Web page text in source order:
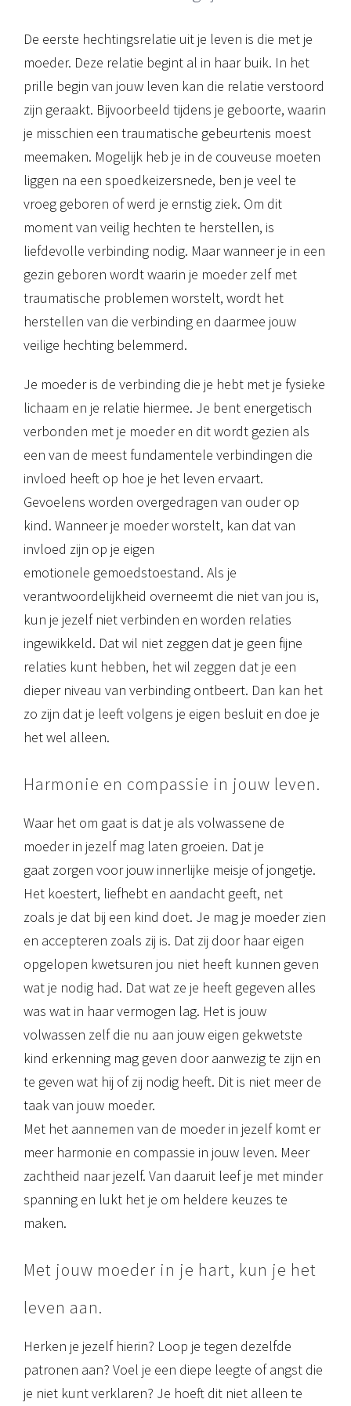
De eerste hechtingsrelatie uit je leven is die met je
moeder. Deze relatie begint al in haar buik. In het
prille begin van jouw leven kan die relatie verstoord
zijn geraakt. Bijvoorbeeld tijdens je geboorte, waarin
je misschien een traumatische gebeurtenis moest
meemaken. Mogelijk heb je in de couveuse moeten
liggen na een spoedkeizersnede, ben je veel te
vroeg geboren of werd je ernstig ziek. Om dit
moment van veilig hechten te herstellen, is
liefdevolle verbinding nodig. Maar wanneer je in een
gezin geboren wordt waarin je moeder zelf met
traumatische problemen worstelt, wordt het
herstellen van die verbinding en daarmee jouw
veilige hechting belemmerd.
Je moeder is de verbinding die je hebt met je fysieke
lichaam en je relatie hiermee. Je bent energetisch
verbonden met je moeder en dit wordt gezien als
een van de meest fundamentele verbindingen die
invloed heeft op hoe je het leven ervaart.
Gevoelens worden overgedragen van ouder op
kind. Wanneer je moeder worstelt, kan dat van
invloed zijn op je eigen
emotionele gemoedstoestand. Als je
verantwoordelijkheid overneemt die niet van jou is,
kun je jezelf niet verbinden en worden relaties
ingewikkeld. Dat wil niet zeggen dat je geen fijne
relaties kunt hebben, het wil zeggen dat je een
dieper niveau van verbinding ontbeert. Dan kan het
zo zijn dat je leeft volgens je eigen besluit en doe je
het wel alleen.
Harmonie en compassie in jouw leven.
Waar het om gaat is dat je als volwassene de
moeder in jezelf mag laten groeien. Dat je
gaat zorgen voor jouw innerlijke meisje of jongetje.
Het koestert, liefhebt en aandacht geeft, net
zoals je dat bij een kind doet. Je mag je moeder zien
en accepteren zoals zij is. Dat zij door haar eigen
opgelopen kwetsuren jou niet heeft kunnen geven
wat je nodig had. Dat wat ze je heeft gegeven alles
was wat in haar vermogen lag. Het is jouw
volwassen zelf die nu aan jouw eigen gekwetste
kind erkenning mag geven door aanwezig te zijn en
te geven wat hij of zij nodig heeft. Dit is niet meer de
taak van jouw moeder.
Met het aannemen van de moeder in jezelf komt er
meer harmonie en compassie in jouw leven. Meer
zachtheid naar jezelf. Van daaruit leef je met minder
spanning en lukt het je om heldere keuzes te
maken.
Met jouw moeder in je hart, kun je het
leven aan.
Herken je jezelf hierin? Loop je tegen dezelfde
patronen aan? Voel je een diepe leegte of angst die
je niet kunt verklaren? Je hoeft dit niet alleen te